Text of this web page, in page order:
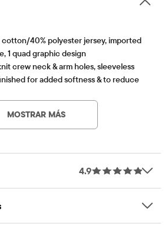
cotton/40% polyester jersey, imported
1 quad graphic design
crew neck & arm holes, sleeveless
for added softness & to reduce
MOSTRAR MÁS
4.9